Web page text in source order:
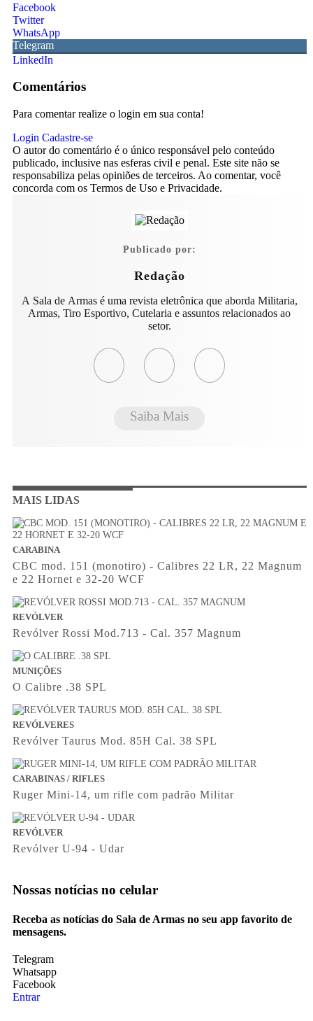
Facebook
Twitter
WhatsApp
Telegram
LinkedIn
Comentários
Para comentar realize o login em sua conta!
Login Cadastre-se
O autor do comentário é o único responsável pelo conteúdo
publicado, inclusive nas esferas civil e penal. Este site não se
responsabiliza pelas opiniões de terceiros. Ao comentar, você
concorda com os Termos de Uso e Privacidade.
Publicado por:
Redação
A Sala de Armas é uma revista eletrônica que aborda Militaria,
Armas, Tiro Esportivo, Cutelaria e assuntos relacionados ao
setor.
Saiba Mais
MAIS LIDAS
CARABINA
CBC mod. 151 (monotiro) - Calibres 22 LR, 22 Magnum
e 22 Hornet e 32-20 WCF
REVÓLVER
Revólver Rossi Mod.713 - Cal. 357 Magnum
MUNIÇÕES
O Calibre .38 SPL
REVÓLVERES
Revólver Taurus Mod. 85H Cal. 38 SPL
CARABINAS / RIFLES
Ruger Mini-14, um rifle com padrão Militar
REVÓLVER
Revólver U-94 - Udar
Nossas notícias no celular
Receba as notícias do Sala de Armas no seu app favorito de
mensagens.
Telegram
Whatsapp
Facebook
Entrar